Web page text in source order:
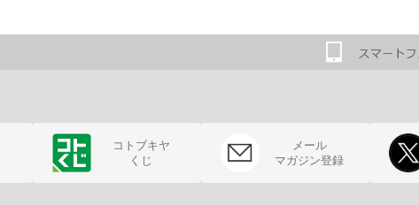
コトブキヤ
くじ
メール
マガジン登録